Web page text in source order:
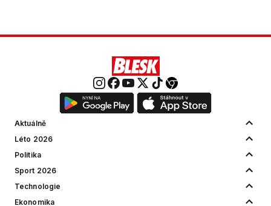
Aktuálně
Léto 2026
Politika
Sport 2026
Technologie
Ekonomika